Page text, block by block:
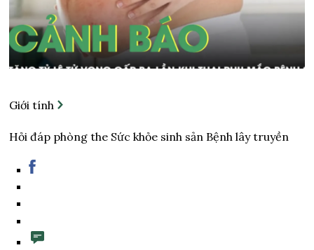
Giới tính
Hỏi đáp phòng the Sức khỏe sinh sản Bệnh lây truyền